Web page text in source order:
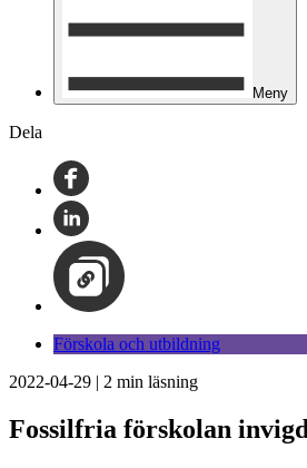
Meny
Dela
Förskola och utbildning
2022-04-29 | 2 min läsning
Fossilfria förskolan invigd